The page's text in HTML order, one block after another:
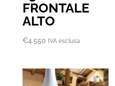
FRONTALE
ALTO
€4.550 IVA esclusa